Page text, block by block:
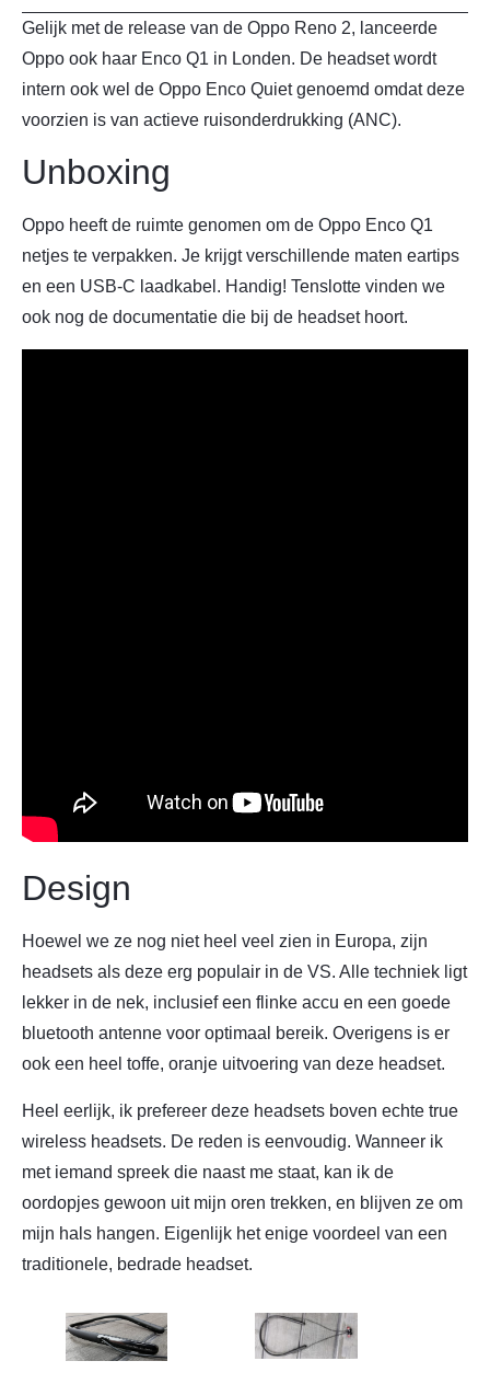
Gelijk met de release van de Oppo Reno 2, lanceerde
Oppo ook haar Enco Q1 in Londen. De headset wordt
intern ook wel de Oppo Enco Quiet genoemd omdat deze
voorzien is van actieve ruisonderdrukking (ANC).
Unboxing
Oppo heeft de ruimte genomen om de Oppo Enco Q1
netjes te verpakken. Je krijgt verschillende maten eartips
en een USB-C laadkabel. Handig! Tenslotte vinden we
ook nog de documentatie die bij de headset hoort.
Design
Hoewel we ze nog niet heel veel zien in Europa, zijn
headsets als deze erg populair in de VS. Alle techniek ligt
lekker in de nek, inclusief een flinke accu en een goede
bluetooth antenne voor optimaal bereik. Overigens is er
ook een heel toffe, oranje uitvoering van deze headset.
Heel eerlijk, ik prefereer deze headsets boven echte true
wireless headsets. De reden is eenvoudig. Wanneer ik
met iemand spreek die naast me staat, kan ik de
oordopjes gewoon uit mijn oren trekken, en blijven ze om
mijn hals hangen. Eigenlijk het enige voordeel van een
traditionele, bedrade headset.